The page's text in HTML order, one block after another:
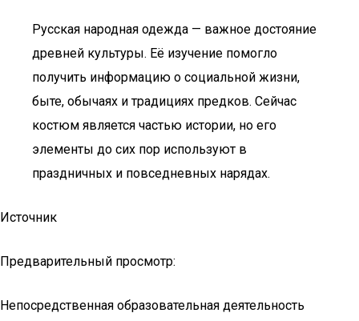
Русская народная одежда — важное достояние
древней культуры. Её изучение помогло
получить информацию о социальной жизни,
быте, обычаях и традициях предков. Сейчас
костюм является частью истории, но его
элементы до сих пор используют в
праздничных и повседневных нарядах.
Источник
Предварительный просмотр:
Непосредственная образовательная деятельность